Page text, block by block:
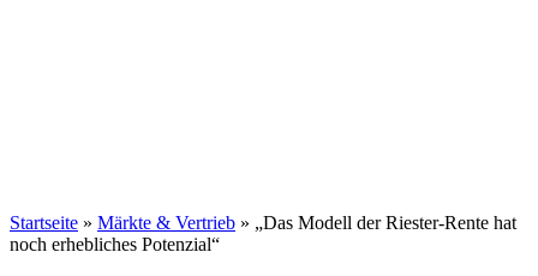
Startseite » Märkte & Vertrieb » „Das Modell der Riester-Rente hat
noch erhebliches Potenzial“